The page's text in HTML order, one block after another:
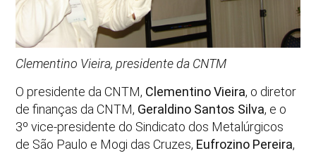
Clementino Vieira, presidente da CNTM
O presidente da CNTM, Clementino Vieira, o diretor
de finanças da CNTM, Geraldino Santos Silva, e o
3º vice-presidente do Sindicato dos Metalúrgicos
de São Paulo e Mogi das Cruzes, Eufrozino Pereira,